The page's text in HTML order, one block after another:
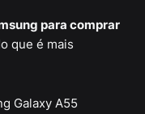
para comprar
que é mais
Galaxy A55